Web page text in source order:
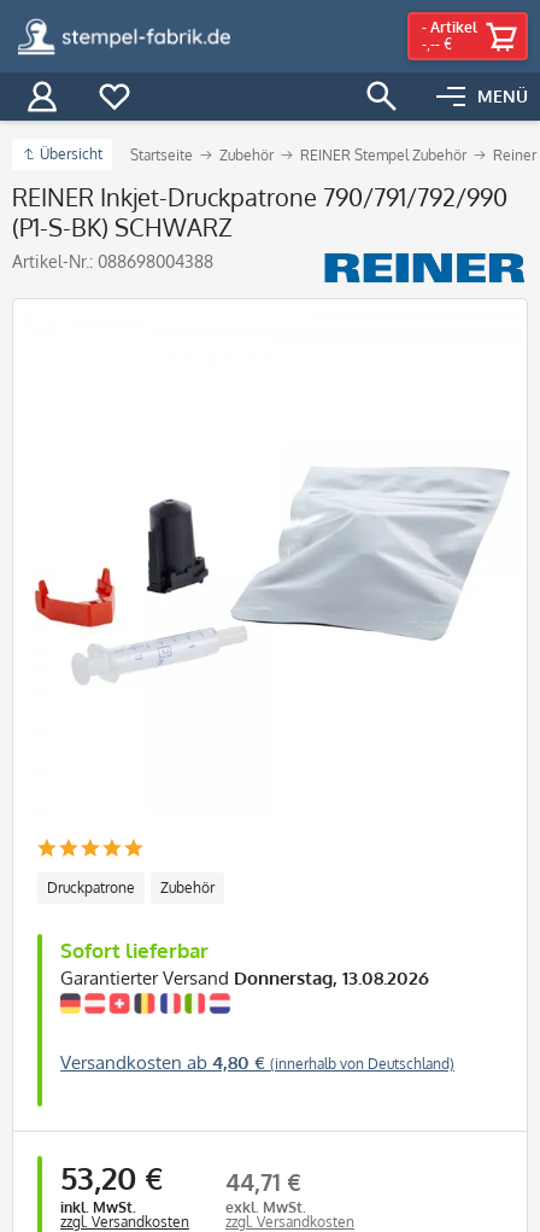
MENÜ
- Artikel
-,-- €
Übersicht Startseite Zubehör REINER Stempel Zubehör
REINER Inkjet-Druckpatrone 790/791/792/990
(P1-S-BK) SCHWARZ
Artikel-Nr.: 088698004388
Druckpatrone Zubehör
Sofort lieferbar
Garantierter Versand Donnerstag, 13.08.2026
Versandkosten ab 4,80 € (innerhalb von Deutschland)
53,20 €
inkl. MwSt.
zzgl. Versandkosten
44,71 €
exkl. MwSt.
zzgl. Versandkosten